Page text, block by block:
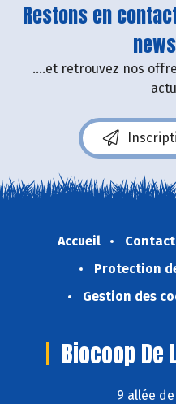
Restons en
....et retrouvez nos
Accueil Contact
Protection
Gestion des
Biocoop De
9 allée